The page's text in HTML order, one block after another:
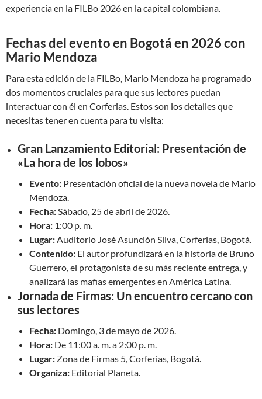
experiencia en la FILBo 2026 en la capital colombiana.
Fechas del evento en Bogotá en 2026 con
Mario Mendoza
Para esta edición de la FILBo, Mario Mendoza ha programado
dos momentos cruciales para que sus lectores puedan
interactuar con él en Corferias. Estos son los detalles que
necesitas tener en cuenta para tu visita:
Gran Lanzamiento Editorial: Presentación de
«La hora de los lobos»
Evento: Presentación oficial de la nueva novela de Mario
Mendoza.
Fecha:Sábado, 25 de abril de 2026.
Hora: 1:00 p. m.
Lugar:Auditorio José Asunción Silva, Corferias, Bogotá.
Contenido: El autor profundizará en la historia de Bruno
Guerrero, el protagonista de su más reciente entrega, y
analizará las mafias emergentes en América Latina.
Jornada de Firmas: Un encuentro cercano con
sus lectores
Fecha: Domingo, 3 de mayo de 2026.
Hora: De 11:00 a. m. a 2:00 p. m.
Lugar: Zona de Firmas 5, Corferias, Bogotá.
Organiza: Editorial Planeta.